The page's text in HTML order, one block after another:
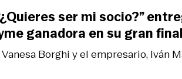
Borghi y el empresario, Iván
ser mi socio?”
ganadora en su gran final